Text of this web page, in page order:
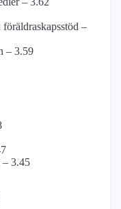
–
– 3.59
– 3.45